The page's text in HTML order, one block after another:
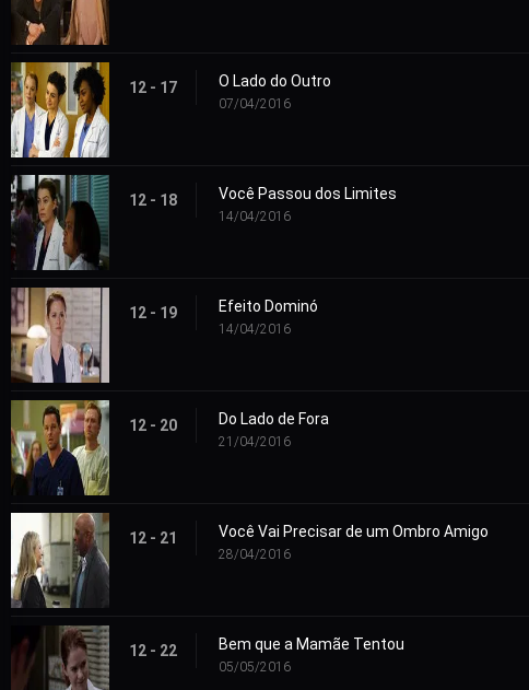
12 - 17 O Lado do Outro
07/04/2016
12 - 18 Você Passou dos Limites
14/04/2016
12 - 19 Efeito Dominó
14/04/2016
12 - 20 Do Lado de Fora
21/04/2016
12 - 21 Você Vai Precisar de um Ombro Amigo
28/04/2016
12 - 22 Bem que a Mamãe Tentou
05/05/2016